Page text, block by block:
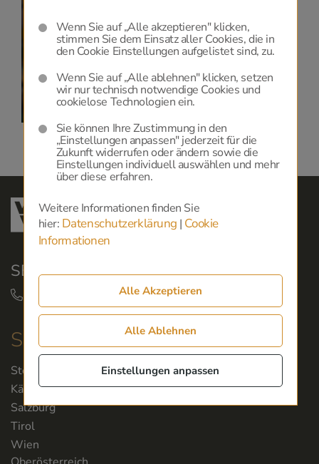
können.
DatenschutzerklärungundCookie-Einstellungen.
SERVICEHOTLINE:
+43 50 350 360
Servicestellen
Steiermark
Kärnten
Salzburg
Tirol
Wien
Wenn Sie auf „Alle akzeptieren" klicken,
stimmen Sie dem Einsatz aller Cookies, die in
den Cookie Einstellungen aufgelistet sind, zu.
Wenn Sie auf „Alle ablehnen" klicken, setzen
wir nur technisch notwendige Cookies und
cookielose Technologien ein.
Sie können Ihre Zustimmung in den
„Einstellungen anpassen" jederzeit für die
Zukunft widerrufen oder ändern sowie die
Einstellungen individuell auswählen und mehr
über diese erfahren.
Weitere Informationen finden Sie
hier: Datenschutzerklärung | Cookie
Informationen
Einstellungen anpassen
Alle Ablehnen
Alle Akzeptieren